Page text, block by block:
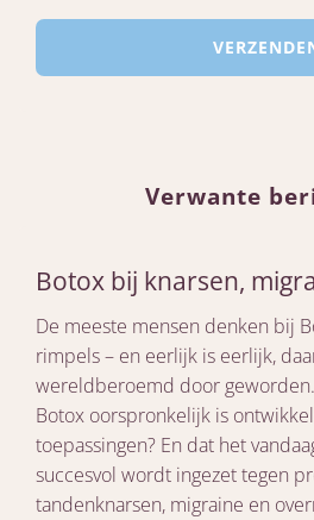
Verwante
Botox bij knarsen,
De meeste mensen denken bij
rimpels – en eerlijk is eerlijk,
wereldberoemd door
Botox oorspronkelijk is
toepassingen? En dat het
succesvol wordt ingezet tegen
tandenknarsen, migraine en